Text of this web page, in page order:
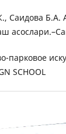
Саидова Б.А.
парковое
SCHOOL